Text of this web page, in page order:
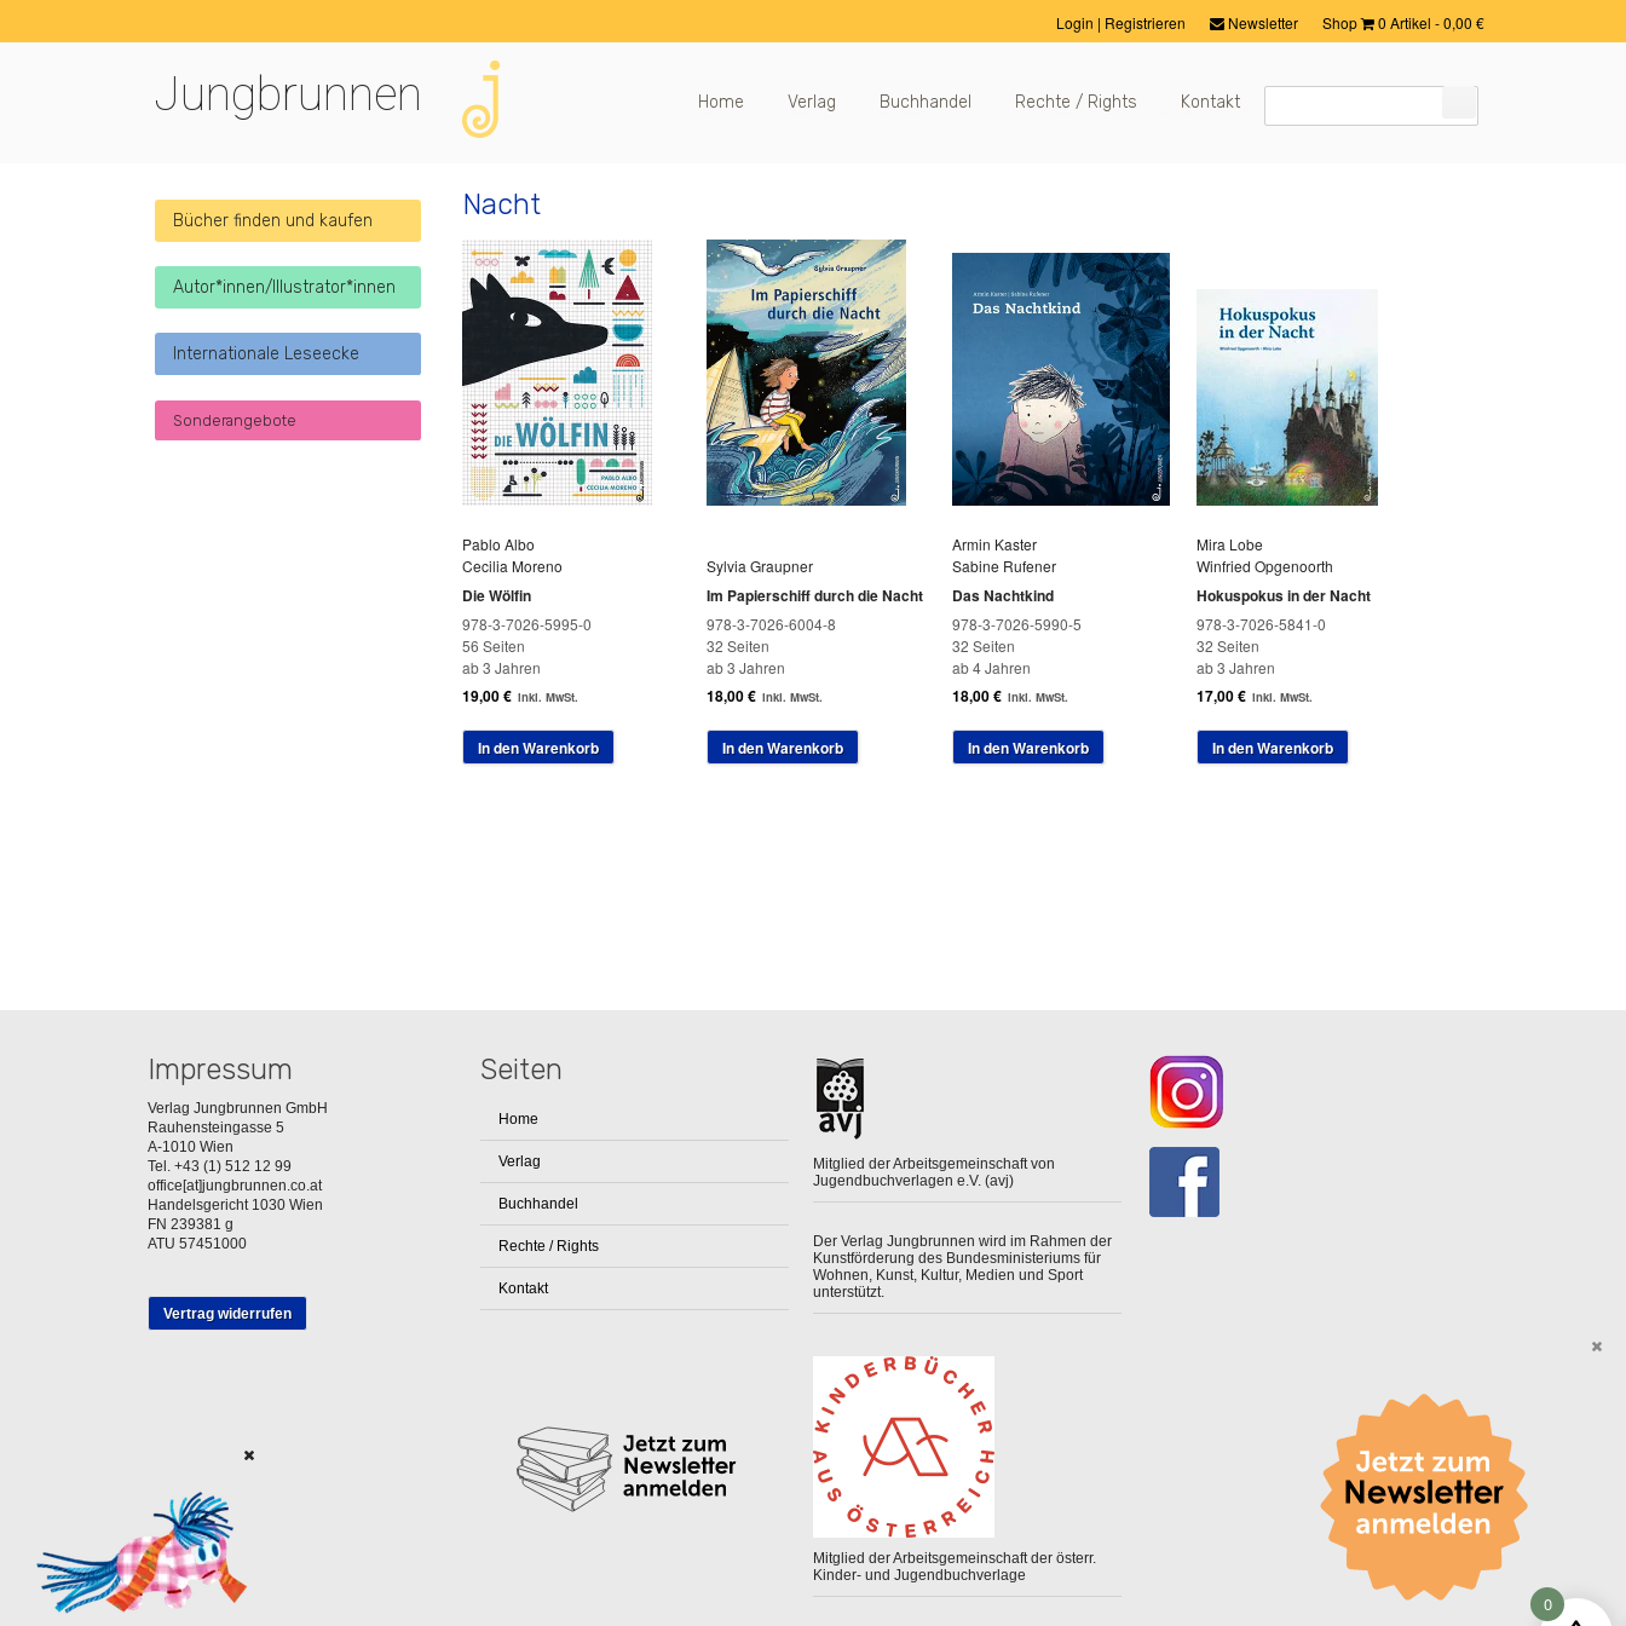
Shop 0 Artikel -0,00 €
Newsletter
Login | Registrieren
Jungbrunnen Home Verlag Buchhandel Rechte / Rights Kontakt
Nacht
Pablo Albo
Cecilia Moreno
Die Wölfin
978-3-7026-5995-0
56 Seiten
ab 3 Jahren
19,00€ inkl. MwSt.
In den Warenkorb
Sylvia Graupner
Im Papierschiff durch die Nacht
978-3-7026-6004-8
32 Seiten
ab 3 Jahren
18,00€ inkl. MwSt.
In den Warenkorb
Armin Kaster
Sabine Rufener
Das Nachtkind
978-3-7026-5990-5
32 Seiten
ab 4 Jahren
18,00€ inkl. MwSt.
In den Warenkorb
Mira Lobe
Winfried Opgenoorth
Hokuspokus in der Nacht
978-3-7026-5841-0
32 Seiten
ab 3 Jahren
17,00€ inkl. MwSt.
In den Warenkorb
Bücher finden und kaufen
Autor*innen/Illustrator*innen
Internationale Leseecke
Sonderangebote
Impressum
Verlag Jungbrunnen GmbH
Rauhensteingasse 5
A-1010 Wien
Tel. +43 (1) 512 12 99
office[at]jungbrunnen.co.at
Handelsgericht 1030 Wien
FN 239381 g
ATU 57451000
Vertrag widerrufen
Seiten
Home
Verlag
Buchhandel
Rechte / Rights
Kontakt
Mitglied der Arbeitsgemeinschaft von
Jugendbuchverlagen e.V. (avj)
Der Verlag Jungbrunnen wird im Rahmen der
Kunstförderung des Bundesministeriums für
Wohnen, Kunst, Kultur, Medien und Sport
unterstützt.
Mitglied der Arbeitsgemeinschaft der österr.
Kinder- und Jugendbuchverlage
0